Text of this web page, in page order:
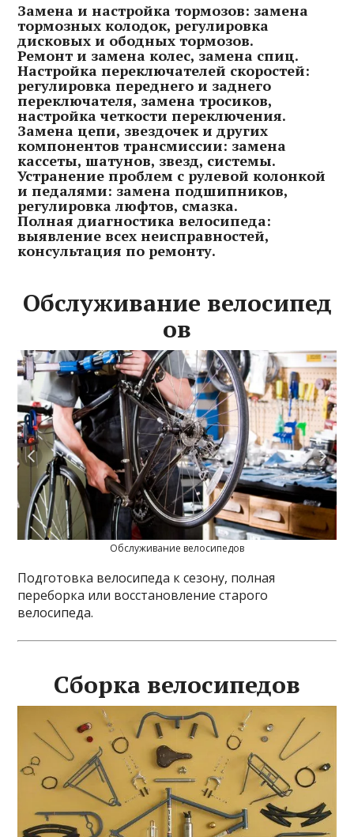
Замена и настройка тормозов: замена
тормозных колодок, регулировка
дисковых и ободных тормозов.
Ремонт и замена колес, замена спиц.
Настройка переключателей скоростей:
регулировка переднего и заднего
переключателя, замена тросиков,
настройка четкости переключения.
Замена цепи, звездочек и других
компонентов трансмиссии: замена
кассеты, шатунов, звезд, системы.
Устранение проблем с рулевой колонкой
и педалями: замена подшипников,
регулировка люфтов, смазка.
Полная диагностика велосипеда:
выявление всех неисправностей,
консультация по ремонту.
Обслуживание велосипед
ов
Обслуживание велосипедов
Подготовка велосипеда к сезону, полная
переборка или восстановление старого
велосипеда.
Сборка велосипедов